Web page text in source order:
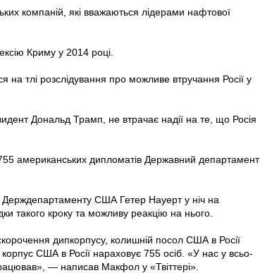
компаній, які вважаються лідерами нафтової
Криму у 2014 році.
на тлі розслідування про можливе втручання Росії у
Дональд Трамп, не втрачає надії на те, що Росія
американських дипломатів Державний департамент
США Гетер Науерт у ніч на
такого кроку та можливу реакцію на нього.
дипкорпусу, колишній посол США в Росії
США в Росії нараховує 755 осіб. «У нас у всьо­
— написав Макфол у «Твіттері».